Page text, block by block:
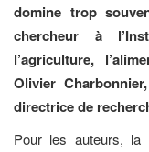
domine trop
chercheur à
l’agriculture,
Olivier
directrice de
Pour les auteurs, la